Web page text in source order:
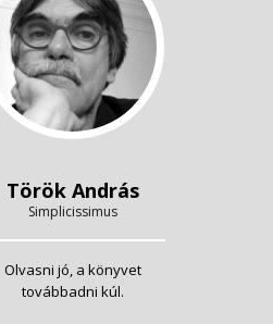
Török András
Simplicissimus
Olvasni jó, a könyvet
továbbadni kúl.